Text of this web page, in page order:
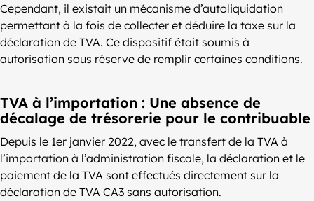
Cependant, il existait un mécanisme d’autoliquidation
permettant à la fois de collecter et déduire la taxe sur la
déclaration de TVA. Ce dispositif était soumis à
autorisation sous réserve de remplir certaines conditions.
TVA à l’importation : Une absence de
décalage de trésorerie pour le contribuable
Depuis le 1er janvier 2022, avec le transfert de la TVA à
l’importation à l’administration fiscale, la déclaration et le
paiement de la TVA sont effectués directement sur la
déclaration de TVA CA3 sans autorisation.